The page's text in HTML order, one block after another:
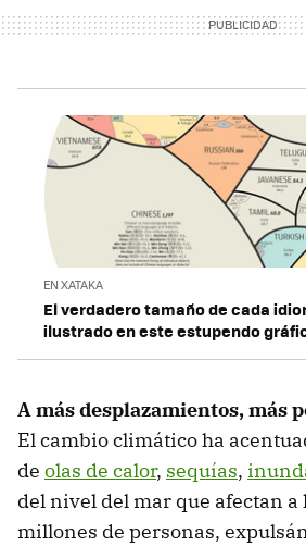
EN XATAKA
El verdadero tamaño de cada
ilustrado en este estupendo
A más desplazamientos, más
El cambio climático ha
de olas de calor, sequías,
del nivel del mar que afectan a
millones de personas,